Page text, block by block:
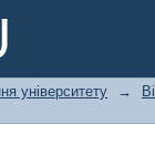
університету →